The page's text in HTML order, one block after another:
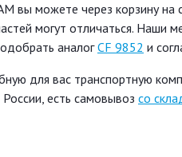
вы можете через корзину на
могут отличаться. Наши
аналогCF 9852 и
для вас транспортную
есть самовывоз со